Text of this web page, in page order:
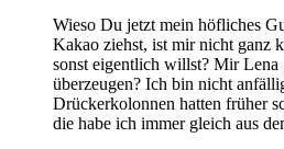
Wieso Du jetzt mein höfliches
Kakao ziehst, ist mir nicht ganz
sonst eigentlich willst? Mir Lena
überzeugen? Ich bin nicht
Drückerkolonnen hatten früher
die habe ich immer gleich aus